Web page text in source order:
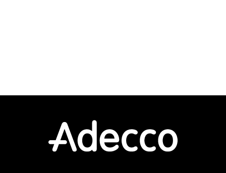
X西五反田ビル 7階
2019年3月18日